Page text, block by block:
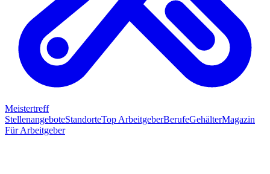
Meistertreff
StellenangeboteStandorteTop ArbeitgeberBerufeGehälterMagazin
Für Arbeitgeber